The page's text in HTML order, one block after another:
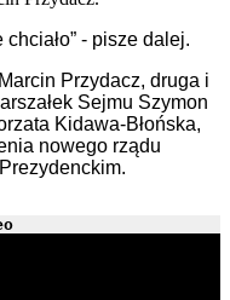
- pisze dalej.
Przydacz, druga i
Sejmu Szymon
Kidawa-Błońska,
nowego rządu